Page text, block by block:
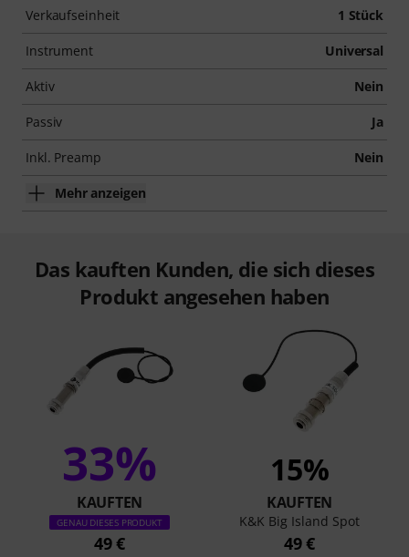
Verkaufseinheit 1 Stück
Instrument Universal
Aktiv Nein
Passiv Ja
Inkl. Preamp Nein
Mehr anzeigen
Das kauften Kunden, die sich dieses
Produkt angesehen haben
33%
KAUFTEN
GENAU DIESES PRODUKT
49 €
15%
KAUFTEN
K&K Big Island Spot
49 €